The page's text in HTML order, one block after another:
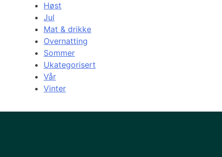
Høst
Jul
Mat & drikke
Overnatting
Sommer
Ukategorisert
Vår
Vinter